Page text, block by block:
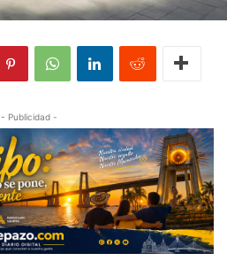
- Publicidad -